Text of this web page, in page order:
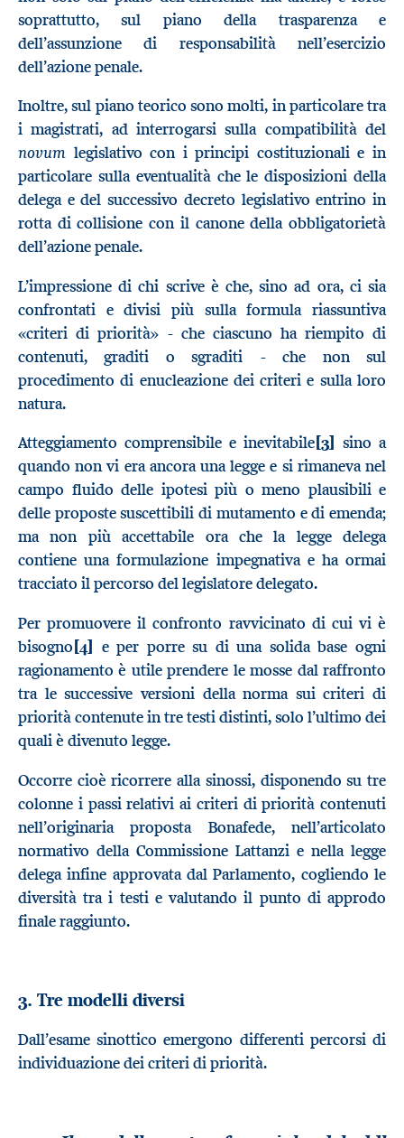
soprattutto, sul piano della trasparenza e
dell’assunzione di responsabilità nell’esercizio
dell’azione penale.
Inoltre, sul piano teorico sono molti, in particolare tra
i magistrati, ad interrogarsi sulla compatibilità del
novum legislativo con i principi costituzionali e in
particolare sulla eventualità che le disposizioni della
delega e del successivo decreto legislativo entrino in
rotta di collisione con il canone della obbligatorietà
dell’azione penale.
L’impressione di chi scrive è che, sino ad ora, ci sia
confrontati e divisi più sulla formula riassuntiva
«criteri di priorità» - che ciascuno ha riempito di
contenuti, graditi o sgraditi - che non sul
procedimento di enucleazione dei criteri e sulla loro
natura.
Atteggiamento comprensibile e inevitabile[3] sino a
quando non vi era ancora una legge e si rimaneva nel
campo fluido delle ipotesi più o meno plausibili e
delle proposte suscettibili di mutamento e di emenda;
ma non più accettabile ora che la legge delega
contiene una formulazione impegnativa e ha ormai
tracciato il percorso del legislatore delegato.
Per promuovere il confronto ravvicinato di cui vi è
bisogno [4] e per porre su di una solida base ogni
ragionamento è utile prendere le mosse dal raffronto
tra le successive versioni della norma sui criteri di
priorità contenute in tre testi distinti, solo l’ultimo dei
quali è divenuto legge.
Occorre cioè ricorrere alla sinossi, disponendo su tre
colonne i passi relativi ai criteri di priorità contenuti
nell’originaria proposta Bonafede, nell’articolato
normativo della Commissione Lattanzi e nella legge
delega infine approvata dal Parlamento, cogliendo le
diversità tra i testi e valutando il punto di approdo
finale raggiunto.
3. Tre modelli diversi
Dall’esame sinottico emergono differenti percorsi di
individuazione dei criteri di priorità.